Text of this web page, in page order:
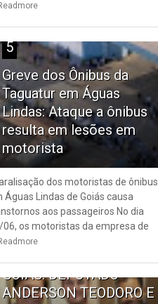
5
Greve dos Ônibus da
Taguatur em Águas
Lindas: Ataque a ônibus
resulta em lesões em
motorista
dos motoristas de ônibus
Águas Lindas de Goiás causa
aos passageiros No dia
06, os motoristas da empresa de
6
TRANSPORTE PÚBLICO
GOIÁS: DEPUTADO
ANDERSON TEODORO E